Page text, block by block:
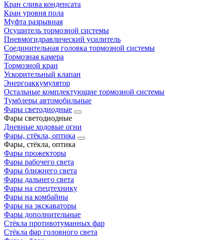
Кран слива конденсата
Кран уровня пола
Муфта разрывная
Осушитель тормозной системы
Пневмогидравлический усилитель
Соединительная головка тормозной системы
Тормозная камера
Тормозной кран
Ускорительный клапан
Энергоаккумулятор
Остальные комплектующие тормозной системы
Тумблеры автомобильные
Фары светодиодные
Фары светодиодные
Дневные ходовые огни
Фары, стёкла, оптика
Фары, стёкла, оптика
Фары прожекторы
Фары рабочего света
Фары ближнего света
Фары дальнего света
Фары на спецтехнику
Фары на комбайны
Фары на экскаваторы
Фары дополнительные
Стёкла противотуманных фар
Стёкла фар головного света